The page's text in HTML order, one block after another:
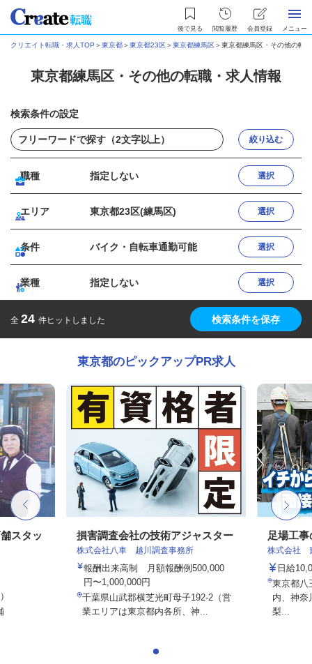
後で見る 閲覧履歴 会員登録 メニュー
クリエイト転職・求人TOP ＞東京都＞東京都23区＞東京都練馬区＞東京都練馬区・その他の転
東京都練馬区・その他の転職・求人情報
検索条件の設定
絞り込む
職種 指定しない 選択
エリア 東京都23区(練馬区) 選択
条件 バイク・自転車通勤可能 選択
業種 指定しない 選択
全 24 件ヒットしました 検索条件を保存
東京都のピックアップPR求人
スタッ 損害調査会社の技術アジャスター
株式会社八車 越川調査事務所
報酬出来高制 月額報酬例500,000
円〜1,000,000円
千葉県山武郡横芝光町母子192-2（営
業エリアは東京都内各所、神...
足場工
株式会社
日給
東京都八
内、神奈
梨...